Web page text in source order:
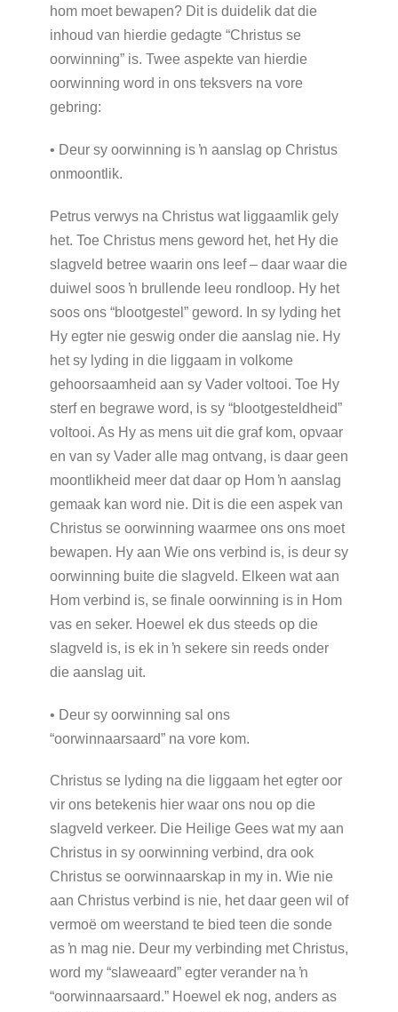
hom moet bewapen? Dit is duidelik dat die
inhoud van hierdie gedagte “Christus se
oorwinning” is. Twee aspekte van hierdie
oorwinning word in ons teksvers na vore
gebring:
• Deur sy oorwinning is ŉ aanslag op Christus
onmoontlik.
Petrus verwys na Christus wat liggaamlik gely
het. Toe Christus mens geword het, het Hy die
slagveld betree waarin ons leef – daar waar die
duiwel soos ŉ brullende leeu rondloop. Hy het
soos ons “blootgestel” geword. In sy lyding het
Hy egter nie geswig onder die aanslag nie. Hy
het sy lyding in die liggaam in volkome
gehoorsaamheid aan sy Vader voltooi. Toe Hy
sterf en begrawe word, is sy “blootgesteldheid”
voltooi. As Hy as mens uit die graf kom, opvaar
en van sy Vader alle mag ontvang, is daar geen
moontlikheid meer dat daar op Hom ŉ aanslag
gemaak kan word nie. Dit is die een aspek van
Christus se oorwinning waarmee ons ons moet
bewapen. Hy aan Wie ons verbind is, is deur sy
oorwinning buite die slagveld. Elkeen wat aan
Hom verbind is, se finale oorwinning is in Hom
vas en seker. Hoewel ek dus steeds op die
slagveld is, is ek in ŉ sekere sin reeds onder
die aanslag uit.
• Deur sy oorwinning sal ons
“oorwinnaarsaard” na vore kom.
Christus se lyding na die liggaam het egter oor
vir ons betekenis hier waar ons nou op die
slagveld verkeer. Die Heilige Gees wat my aan
Christus in sy oorwinning verbind, dra ook
Christus se oorwinnaarskap in my in. Wie nie
aan Christus verbind is nie, het daar geen wil of
vermoë om weerstand te bied teen die sonde
as ŉ mag nie. Deur my verbinding met Christus,
word my “slaweaard” egter verander na ŉ
“oorwinnaarsaard.” Hoewel ek nog, anders as